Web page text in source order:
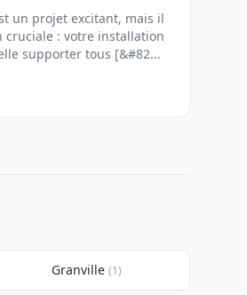
un projet excitant, mais il
cruciale : votre installation
supporter tous [&#82...
Granville (1)